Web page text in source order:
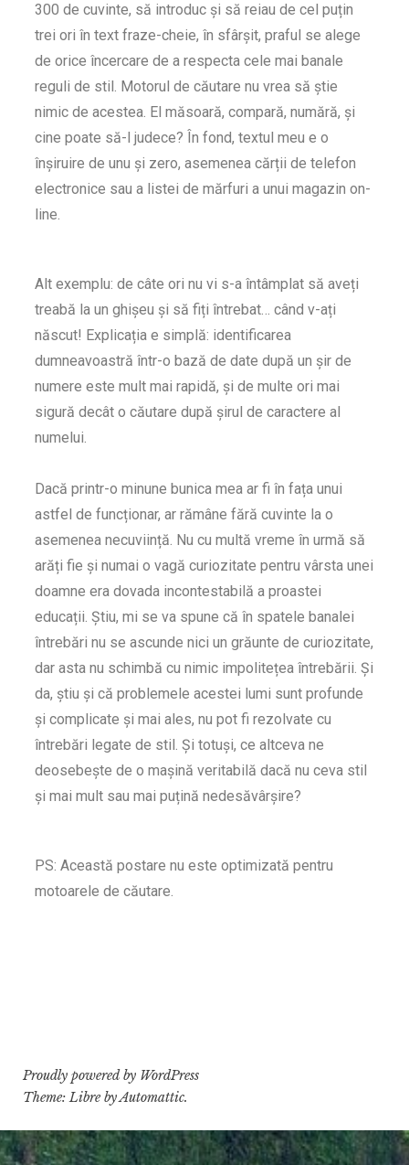
300 de cuvinte, să introduc și să reiau de cel puțin
trei ori în text fraze-cheie, în sfârșit, praful se alege
de orice încercare de a respecta cele mai banale
reguli de stil. Motorul de căutare nu vrea să știe
nimic de acestea. El măsoară, compară, numără, și
cine poate să-l judece? În fond, textul meu e o
înșiruire de unu și zero, asemenea cărții de telefon
electronice sau a listei de mărfuri a unui magazin on-
line.
Alt exemplu: de câte ori nu vi s-a întâmplat să aveți
treabă la un ghișeu și să fiți întrebat… când v-ați
născut! Explicația e simplă: identificarea
dumneavoastră într-o bază de date după un șir de
numere este mult mai rapidă, și de multe ori mai
sigură decât o căutare după șirul de caractere al
numelui.
Dacă printr-o minune bunica mea ar fi în fața unui
astfel de funcționar, ar rămâne fără cuvinte la o
asemenea necuviință. Nu cu multă vreme în urmă să
arăți fie și numai o vagă curiozitate pentru vârsta unei
doamne era dovada incontestabilă a proastei
educații. Știu, mi se va spune că în spatele banalei
întrebări nu se ascunde nici un grăunte de curiozitate,
dar asta nu schimbă cu nimic impolitețea întrebării. Și
da, știu și că problemele acestei lumi sunt profunde
și complicate și mai ales, nu pot fi rezolvate cu
întrebări legate de stil. Și totuși, ce altceva ne
deosebește de o mașină veritabilă dacă nu ceva stil
și mai mult sau mai puțină nedesăvârșire?
PS: Această postare nu este optimizată pentru
motoarele de căutare.
Proudly powered by WordPress
Theme: Libre byAutomattic.